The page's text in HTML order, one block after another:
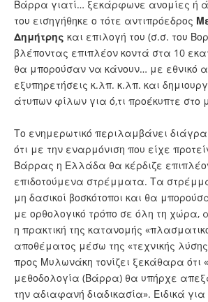
Βάρρα γιατί… ξεκάρφωνε ανομίες ή
του εισηγήθηκε ο τότε αντιπρόεδρος
Δημήτρης και επιλογή του (σ.σ. του
βλέποντας επιπλέον κοντά στα 10
θα μπορούσαν να κάνουν… με εθνικό
εξυπηρετήσεις κ.λπ. κ.λπ. και
άτυπων φίλων για ό,τι προέκυπτε στο
Το ενημερωτικό περιλαμβάνει
ότι με την εναρμόνιση που είχε
Βάρρας η Ελλάδα θα κέρδιζε
επιδοτούμενα στρέμματα. Τα
μη δασικοί βοσκότοποι και θα
με ορθολογικό τρόπο σε όλη τη χώρα,
η πρακτική της κατανομής
αποθέματος μέσω της «τεχνικής
προς Μυλωνάκη τονίζει ξεκάθαρα ότι
μεθοδολογία (Βάρρα) θα υπήρχε
την αδιαφανή διαδικασία». Ειδικά